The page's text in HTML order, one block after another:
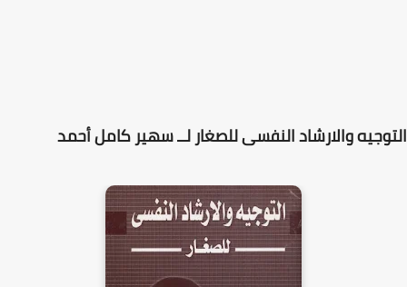
التوجيه والارشاد النفسى للصغار لــ سهير كامل أحمد